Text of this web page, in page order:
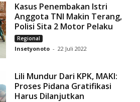
Kasus Penembakan Istri
Anggota TNI Makin Terang,
Polisi Sita 2 Motor Pelaku
Regional
Insetyonoto - 22 Juli 2022
Lili Mundur Dari KPK, MAKI:
Proses Pidana Gratifikasi
Harus Dilanjutkan